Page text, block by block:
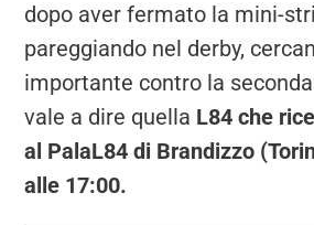
dopo aver fermato la mini-
pareggiando nel derby,
importante contro la
vale a dire quella L84 che
al PalaL84 di Brandizzo
alle 17:00.